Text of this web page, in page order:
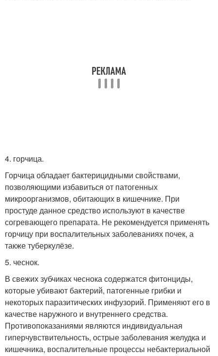
4. горчица.
Горчица обладает бактерицидными свойствами,
позволяющими избавиться от патогенных
микроорганизмов, обитающих в кишечнике. При
простуде данное средство используют в качестве
согревающего препарата. Не рекомендуется применять
горчицу при воспалительных заболеваниях почек, а
также туберкулёзе.
5. чеснок.
В свежих зубчиках чеснока содержатся фитонциды,
которые убивают бактерий, патогенные грибки и
некоторых паразитических инфузорий. Применяют его в
качестве наружного и внутреннего средства.
Противопоказаниями являются индивидуальная
гиперчувствительность, острые заболевания желудка и
кишечника, воспалительные процессы небактериальной